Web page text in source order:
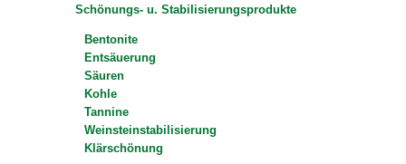
Schönungs- u. Stabilisierungsprodukte
Bentonite
Entsäuerung
Säuren
Kohle
Tannine
Weinsteinstabilisierung
Klärschönung